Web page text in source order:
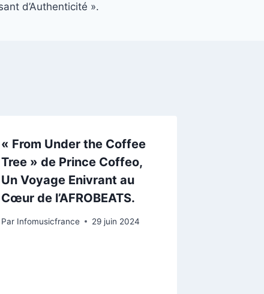
d’Authenticité ».
« From Under the Coffee
Tree » de Prince Coffeo,
Un Voyage Enivrant au
Cœur de l’AFROBEATS.
Par Infomusicfrance 29 juin 2024